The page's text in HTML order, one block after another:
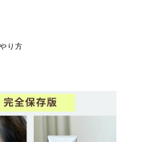
り方